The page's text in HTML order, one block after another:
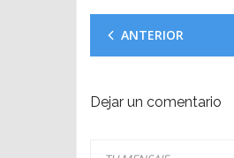
ANTERIOR
Dejar un comentario